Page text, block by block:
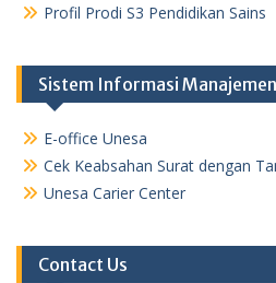
Profil Prodi S3 Pendidikan Sains
Sistem Informasi Manajemen
E-office Unesa
Cek Keabsahan Surat dengan
Unesa Carier Center
Contact Us